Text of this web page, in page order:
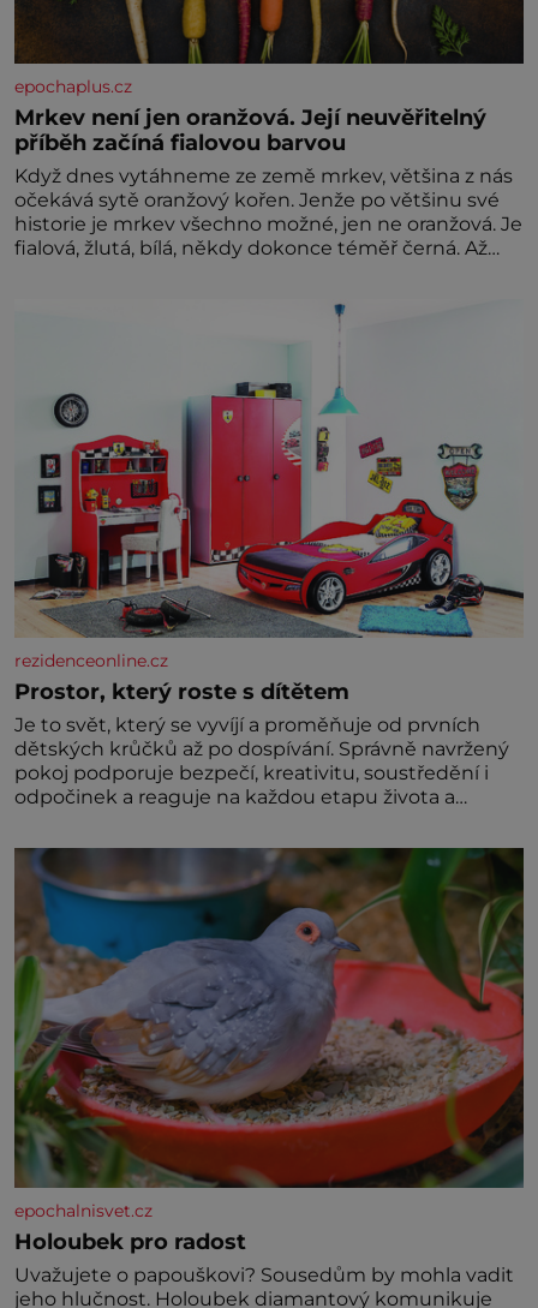
epochaplus.cz
Mrkev není jen oranžová. Její neuvěřitelný
příběh začíná fialovou barvou
Když dnes vytáhneme ze země mrkev, většina z nás
očekává sytě oranžový kořen. Jenže po většinu své
historie je mrkev všechno možné, jen ne oranžová. Je
fialová, žlutá, bílá, někdy dokonce téměř černá. Až
nedokážeme představit. Její příběh je
rezidenceonline.cz
Prostor, který roste s dítětem
Je to svět, který se vyvíjí a proměňuje od prvních
dětských krůčků až po dospívání. Správně navržený
pokoj podporuje bezpečí, kreativitu, soustředění i
odpočinek a reaguje na každou etapu života a
jednoduchost, měkkost a bezpečí, proto by pokoj
miminka měl působit především klidně a útulně.
Předškolní věk je
epochalnisvet.cz
Holoubek pro radost
Uvažujete o papouškovi? Sousedům by mohla vadit
jeho hlučnost. Holoubek diamantový komunikuje